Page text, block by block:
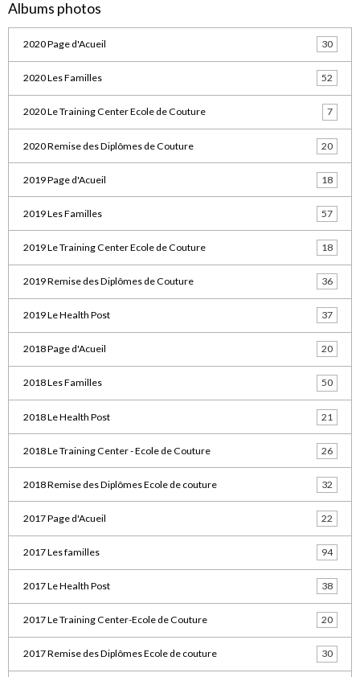
Albums photos
2020 Page d'Acueil 30
2020 Les Familles 52
2020 Le Training Center Ecole de Couture 7
2020 Remise des Diplômes de Couture 20
2019 Page d'Acueil 18
2019 Les Familles 57
2019 Le Training Center Ecole de Couture 18
2019 Remise des Diplômes de Couture 36
2019 Le Health Post 37
2018 Page d'Acueil 20
2018 Les Familles 50
2018 Le Health Post 21
2018 Le Training Center - Ecole de Couture 26
2018 Remise des Diplômes Ecole de couture 32
2017 Page d'Acueil 22
2017 Les familles 94
2017 Le Health Post 38
2017 Le Training Center-Ecole de Couture 20
2017 Remise des Diplômes Ecole de couture 30